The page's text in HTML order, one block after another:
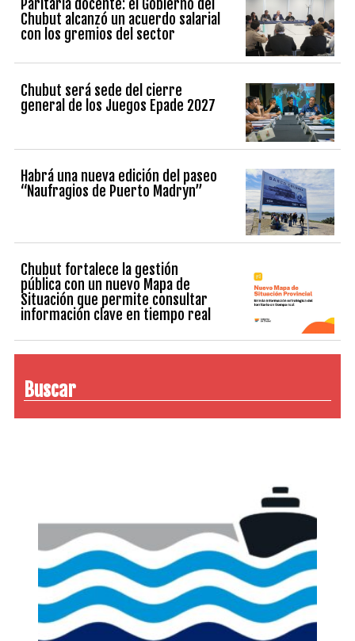
Paritaria docente: el Gobierno del
Chubut alcanzó un acuerdo salarial
con los gremios del sector
Chubut será sede del cierre
general de los Juegos Epade 2027
Habrá una nueva edición del paseo
“Naufragios de Puerto Madryn”
Chubut fortalece la gestión
pública con un nuevo Mapa de
Situación que permite consultar
información clave en tiempo real
Buscar